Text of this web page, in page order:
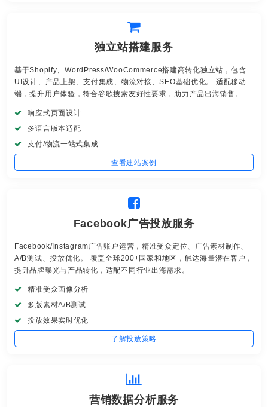
独立站搭建服务
基于Shopify、WordPress/WooCommerce搭建高转化独立站，包含
UI设计、产品上架、支付集成、物流对接、SEO基础优化。 适配移动
端，提升用户体验，符合谷歌搜索友好性要求，助力产品出海销售。
响应式页面设计
多语言版本适配
支付/物流一站式集成
查看建站案例
Facebook广告投放服务
Facebook/Instagram广告账户运营，精准受众定位、广告素材制作、
A/B测试、投放优化。 覆盖全球200+国家和地区，触达海量潜在客户，
提升品牌曝光与产品转化，适配不同行业出海需求。
精准受众画像分析
多版素材A/B测试
投放效果实时优化
了解投放策略
营销数据分析服务